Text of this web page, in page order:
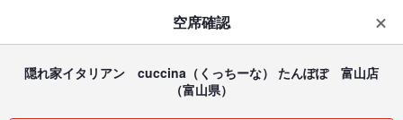
はじめてのアプリ予約で最大1,000円分ポイントもらえる
ダウンロード アプリで開く
空席確認
隠れ家イタリアン cuccina（くっちーな） たんぽぽ 富山店
（富山県）